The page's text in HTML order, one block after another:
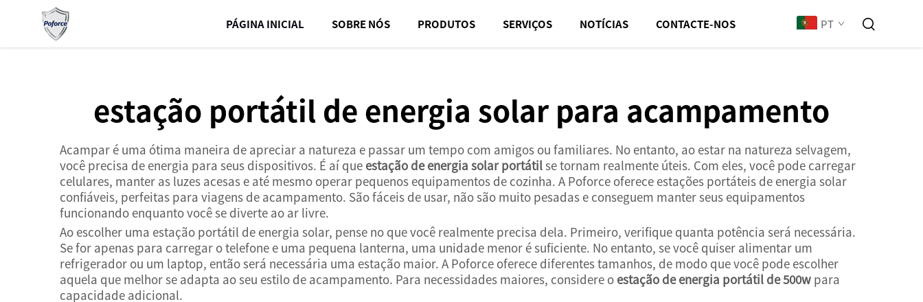
PÁGINA INICIAL SOBRE NÓS PRODUTOS SERVIÇOS NOTÍCIAS CONTACTE-NOS PT
estação portátil de energia solar para acampamento
Acampar é uma ótima maneira de apreciar a natureza e passar um tempo com amigos ou familiares. No entanto, ao estar na natureza selvagem,
você precisa de energia para seus dispositivos. É aí que estação de energia solar portátilse tornam realmente úteis. Com eles, você pode carregar
celulares, manter as luzes acesas e até mesmo operar pequenos equipamentos de cozinha. A Poforce oferece estações portáteis de energia solar
confiáveis, perfeitas para viagens de acampamento. São fáceis de usar, não são muito pesadas e conseguem manter seus equipamentos
funcionando enquanto você se diverte ao ar livre.
Ao escolher uma estação portátil de energia solar, pense no que você realmente precisa dela. Primeiro, verifique quanta potência será necessária.
Se for apenas para carregar o telefone e uma pequena lanterna, uma unidade menor é suficiente. No entanto, se você quiser alimentar um
refrigerador ou um laptop, então será necessária uma estação maior. A Poforce oferece diferentes tamanhos, de modo que você pode escolher
aquela que melhor se adapta ao seu estilo de acampamento. Para necessidades maiores, considere o estação de energia portátil de 500w para
capacidade adicional.